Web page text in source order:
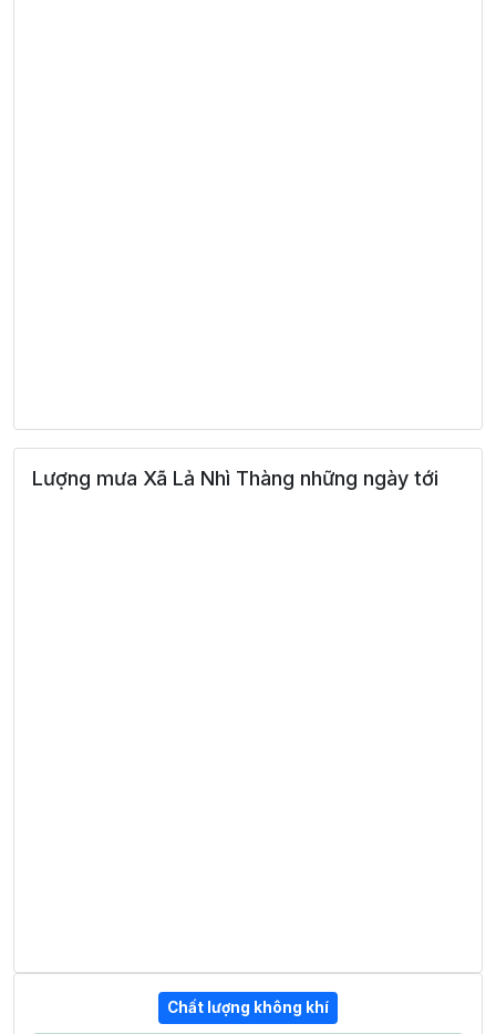
Lượng mưa Xã Lả Nhì Thàng những ngày tới
Chất lượng không khí